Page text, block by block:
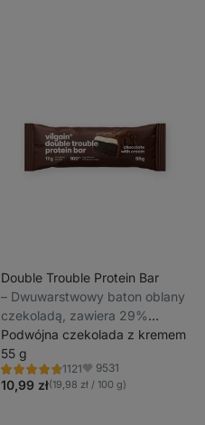
Double Trouble Protein Bar
⁠–⁠ Dwuwarstwowy baton oblany
czekoladą, zawiera 29%
wysokiej jakości białka, bez
konserwantów i barwników.
Podwójna czekolada z kremem
55 g
1121
Ocena
4.7/5,
1121
Ulubione
9531
10,99 zł(19,98 zł / 100 g)